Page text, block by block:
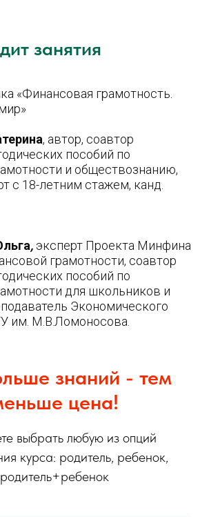
занятия
«Финансовая грамотность.
, автор, соавтор
пособий по
и обществознанию,
с 18-летним стажем, канд.
, эксперт Проекта Минфина
грамотности, соавтор
пособий по
для школьников и
Экономического
им. М.В.Ломоносова.
знаний - тем
цена!
выбрать любую из опций
курса: родитель, ребенок,
родитель+ребенок